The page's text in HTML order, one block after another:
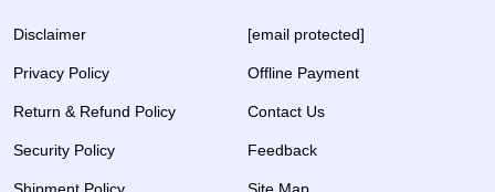
Disclaimer
Privacy Policy
Return & Refund Policy
Security Policy
[email protected]
Offline Payment
Contact Us
Feedback